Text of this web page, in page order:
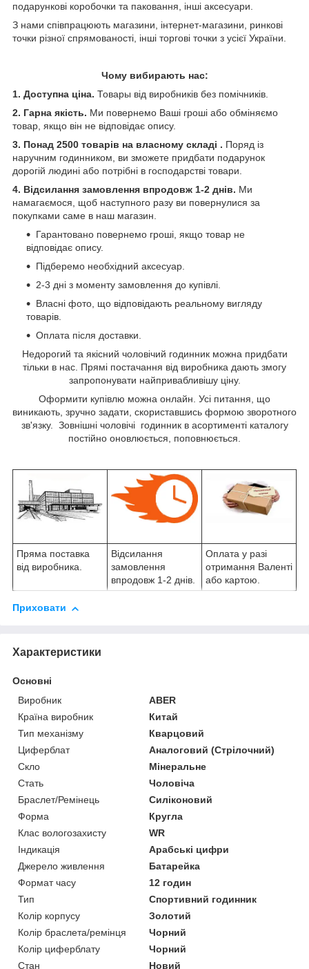
подарункові коробочки та паковання, інші аксесуари.
З нами співпрацюють магазини, інтернет-магазини, ринкові
точки різної спрямованості, інші торгові точки з усієї України.
Чому вибирають нас:
1. Доступна ціна. Товары від виробників без помічників.
2. Гарна якість. Ми повернемо Ваші гроші або обміняємо
товар, якщо він не відповідає опису.
3. Понад 2500 товарів на власному складі . Поряд із
наручним годинником, ви зможете придбати подарунок
дорогій людині або потрібні в господарстві товари.
4. Відсилання замовлення впродовж 1-2 днів. Ми
намагаємося, щоб наступного разу ви повернулися за
покупками саме в наш магазин.
Гарантовано повернемо гроші, якщо товар не
відповідає опису.
Підберемо необхідний аксесуар.
2-3 дні з моменту замовлення до купівлі.
Власні фото, що відповідають реальному вигляду
товарів.
Оплата після доставки.
Недорогий та якісний чоловічий годинник можна придбати
тільки в нас. Прямі постачання від виробника дають змогу
запропонувати найпривабливішу ціну.
Оформити купівлю можна онлайн. Усі питання, що
виникають, зручно задати, скориставшись формою зворотного
зв'язку. Зовнішні чоловічі годинник в асортименті каталогу
постійно оновлюється, поповнюється.
Пряма поставка
від виробника.
Відсилання
замовлення
впродовж 1-2 днів.
Оплата у разі
отримання Валенті
або картою.
Приховати
Характеристики
Основні
Виробник
ABER
Країна виробник
Китай
Тип механізму
Кварцовий
Циферблат
Аналоговий (Стрілочний)
Скло
Мінеральне
Стать
Чоловіча
Браслет/Ремінець
Силіконовий
Форма
Кругла
Клас вологозахисту
WR
Індикація
Арабські цифри
Джерело живлення
Батарейка
Формат часу
12 годин
Тип
Спортивний годинник
Колір корпусу
Золотий
Колір браслета/ремінця
Чорний
Колір циферблату
Чорний
Стан
Новий